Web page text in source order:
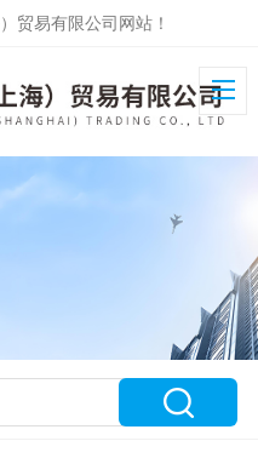
贸易有限公司网站！